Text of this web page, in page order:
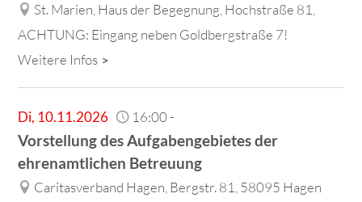
St. Marien, Haus der Begegnung, Hochstraße 81,
ACHTUNG: Eingang neben Goldbergstraße 7!
Weitere Infos
Di, 10.11.2026 16:00-
Vorstellung des Aufgabengebietes der
ehrenamtlichen Betreuung
Caritasverband Hagen, Bergstr. 81, 58095 Hagen